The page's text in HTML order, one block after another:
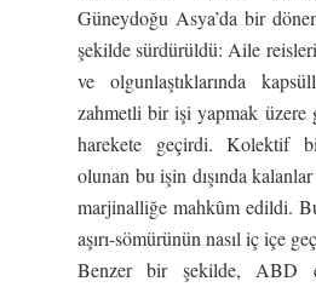
Güneydoğu Asya’da bir
şekilde sürdürüldü: Aile
ve olgunlaştıklarında
zahmetli bir işi yapmak üzere
harekete geçirdi. Kolektif
olunan bu işin dışında
marjinalliğe mahkûm edildi.
aşırı-sömürünün nasıl iç içe
Benzer bir şekilde, ABD